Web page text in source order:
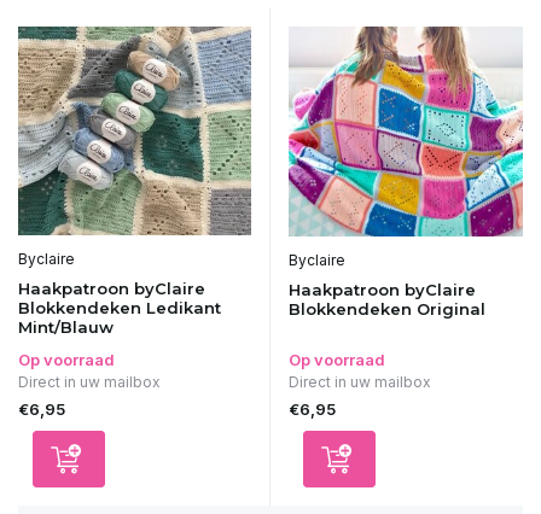
Byclaire
Haakpatroon byClaire
Blokkendeken Ledikant
Mint/Blauw
Op voorraad
Direct in uw mailbox
€6,95
Byclaire
Haakpatroon byClaire
Blokkendeken Original
Op voorraad
Direct in uw mailbox
€6,95